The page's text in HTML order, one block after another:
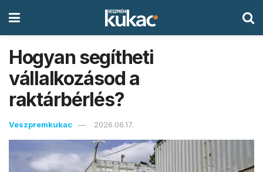
Hogyan segítheti
vállalkozásod a
raktárbérlés?
Veszpremkukac 2026.06.17.